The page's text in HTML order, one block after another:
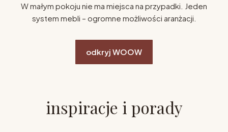
W małym pokoju nie ma miejsca na przypadki. Jeden
system mebli – ogromne możliwości aranżacji.
odkryj WOOW
inspiracje i porady